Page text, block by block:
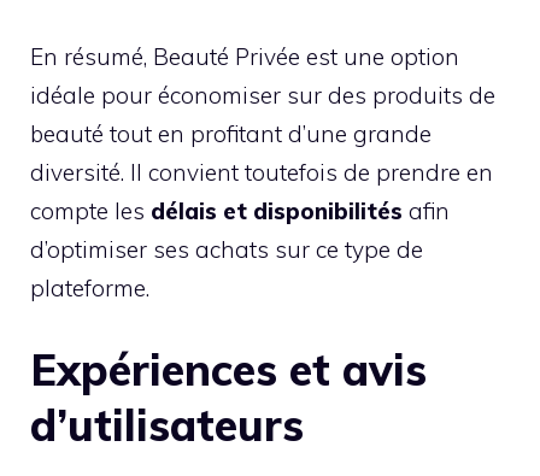
En résumé, Beauté Privée est une option
idéale pour économiser sur des produits de
beauté tout en profitant d’une grande
diversité. Il convient toutefois de prendre en
compte les délais et disponibilités afin
d’optimiser ses achats sur ce type de
plateforme.
Expériences et avis
d’utilisateurs